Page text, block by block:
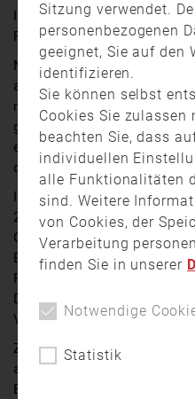
In Barthelmesaurach bei
Roth ist heute Nachmittag
Nach Angaben der Polizei
auf Höhe der Grundschule
medizinischen Notfalls das
geriet in den
einen Mercedes, in dem
die Wucht des Aufpralls
In dem Schulbus befanden
25-jährige Beifahrerin und
Grundschulalter. Alle
Ersthelfer begannen sofort
Fahrerin, bis
Die Mercedesfahrerin erlitt
Verletzungen.
Zwei
aber niemanden
Einsatzkräfte von Polizei,
Sitzung verwendet.
personenbezogenen
geeignet, Sie auf den
identifizieren.
Sie können selbst
Cookies Sie zulassen
beachten Sie, dass
individuellen
alle Funktionalitäten
sind. Weitere
von Cookies, der
Verarbeitung
finden Sie in unserer
Notwendige
Statistik